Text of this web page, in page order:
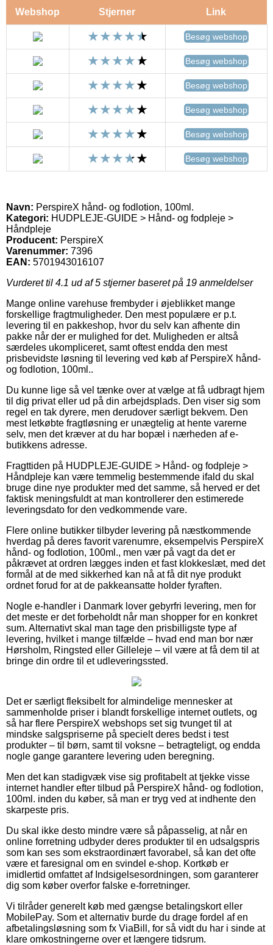
Webshop Stjerner Link
Besøg webshop
Besøg webshop
Besøg webshop
Besøg webshop
Besøg webshop
Besøg webshop
Navn: PerspireX hånd- og fodlotion, 100ml.
Kategori: HUDPLEJE-GUIDE > Hånd- og fodpleje >
Håndpleje
Producent: PerspireX
Varenummer: 7396
EAN: 5701943016107
Vurderet til 4.1 ud af 5 stjerner baseret på 19 anmeldelser
Mange online varehuse frembyder i øjeblikket mange
forskellige fragtmuligheder. Den mest populære er p.t.
levering til en pakkeshop, hvor du selv kan afhente din
pakke når der er mulighed for det. Muligheden er altså
særdeles ukompliceret, samt oftest endda den mest
prisbevidste løsning til levering ved køb af PerspireX hånd-
og fodlotion, 100ml..
Du kunne lige så vel tænke over at vælge at få udbragt hjem
til dig privat eller ud på din arbejdsplads. Den viser sig som
regel en tak dyrere, men derudover særligt bekvem. Den
mest letkøbte fragtløsning er unægtelig at hente varerne
selv, men det kræver at du har bopæl i nærheden af e-
butikkens adresse.
Fragttiden på HUDPLEJE-GUIDE > Hånd- og fodpleje >
Håndpleje kan være temmelig bestemmende ifald du skal
bruge dine nye produkter med det samme, så herved er det
faktisk meningsfuldt at man kontrollerer den estimerede
leveringsdato for den vedkommende vare.
Flere online butikker tilbyder levering på næstkommende
hverdag på deres favorit varenumre, eksempelvis PerspireX
hånd- og fodlotion, 100ml., men vær på vagt da det er
påkrævet at ordren lægges inden et fast klokkeslæt, med det
formål at de med sikkerhed kan nå at få dit nye produkt
ordnet forud for at de pakkeansatte holder fyraften.
Nogle e-handler i Danmark lover gebyrfri levering, men for
det meste er det forbeholdt når man shopper for en konkret
sum. Alternativt skal man tage den prisbilligste type af
levering, hvilket i mange tilfælde – hvad end man bor nær
Hørsholm, Ringsted eller Gilleleje – vil være at få dem til at
bringe din ordre til et udleveringssted.
Det er særligt fleksibelt for almindelige mennesker at
sammenholde priser i blandt forskellige internet outlets, og
så har flere PerspireX webshops set sig tvunget til at
mindske salgspriserne på specielt deres bedst i test
produkter – til børn, samt til voksne – betragteligt, og endda
nogle gange garantere levering uden beregning.
Men det kan stadigvæk vise sig profitabelt at tjekke visse
internet handler efter tilbud på PerspireX hånd- og fodlotion,
100ml. inden du køber, så man er tryg ved at indhente den
skarpeste pris.
Du skal ikke desto mindre være så påpasselig, at når en
online forretning udbyder deres produkter til en udsalgspris
som kan ses som ekstraordinært favorabel, så kan det ofte
være et faresignal om en svindel e-shop. Kortkøb er
imidlertid omfattet af Indsigelsesordningen, som garanterer
dig som køber overfor falske e-forretninger.
Vi tilråder generelt køb med gængse betalingskort eller
MobilePay. Som et alternativ burde du drage fordel af en
afbetalingsløsning som fx ViaBill, for så vidt du har i sinde at
klare omkostningerne over et længere tidsrum.